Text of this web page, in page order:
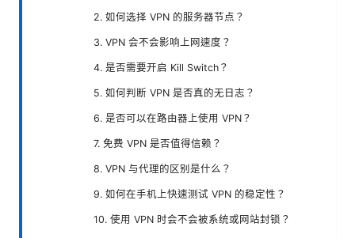
2. 如何选择 VPN 的服务器节点？
3. VPN 会不会影响上网速度？
4. 是否需要开启 Kill Switch？
5. 如何判断 VPN 是否真的无日志？
6. 是否可以在路由器上使用 VPN？
7. 免费 VPN 是否值得信赖？
8. VPN 与代理的区别是什么？
9. 如何在手机上快速测试 VPN 的稳定性？
10. 使用 VPN 时会不会被系统或网站封锁？